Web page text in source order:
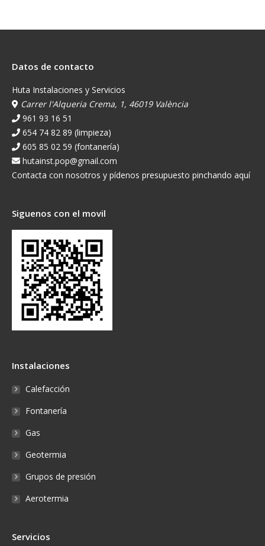
Datos de contacto
Huta Instalaciones y Servicios
Carrer l'Alqueria Crema, 1, 46019 València
961 93 16 51
654 74 82 89 (limpieza)
605 85 02 59 (fontanería)
hutainst.pop@gmail.com
Contacta con nosotros y pídenos presupuesto pinchando aquí
Siguenos con el movil
Instalaciones
Calefacción
Fontanería
Gas
Geotermia
Grupos de presión
Aerotermia
Servicios